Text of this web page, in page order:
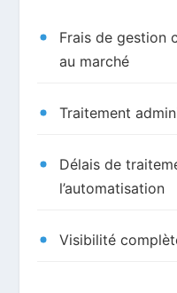
Frais de gestion
au marché
Traitement
Délais de
l’automatisation
Visibilité